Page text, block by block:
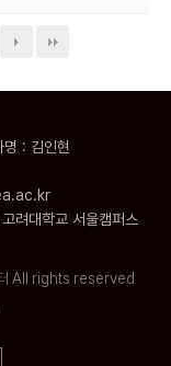
명 : 김인현
려대학교 서울캠퍼스
All rights reserved